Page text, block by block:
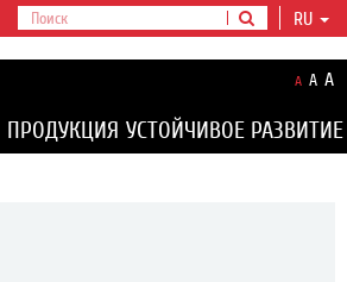
RU
A A A
ПРОДУКЦИЯ УСТОЙЧИВОЕ РАЗВИТИЕ